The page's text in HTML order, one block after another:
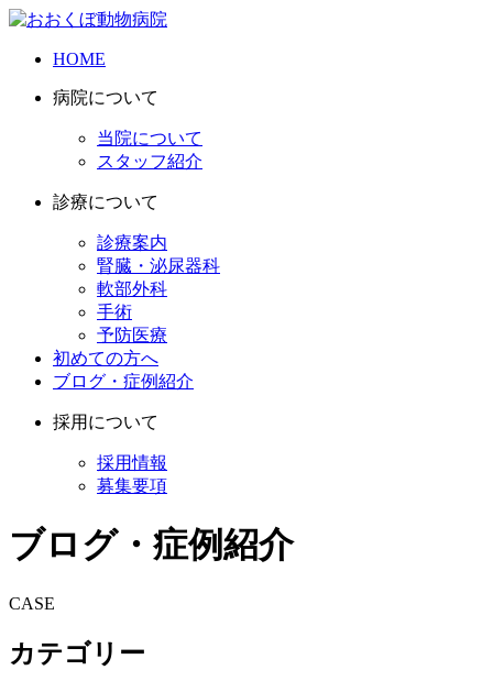
HOME
病院について
当院について
スタッフ紹介
診療について
診療案内
腎臓・泌尿器科
軟部外科
手術
予防医療
初めての方へ
ブログ・症例紹介
採用について
採用情報
募集要項
ブログ・症例紹介
CASE
カテゴリー